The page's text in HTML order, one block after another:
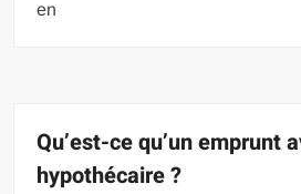
en
Qu’est-ce qu’un emprunt
hypothécaire ?